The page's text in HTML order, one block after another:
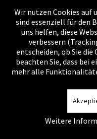
Wir nutzen Cookies auf
sind essenziell für den
uns helfen, diese
verbessern
entscheiden, ob Sie
beachten Sie, dass bei
mehr alle
Weitere